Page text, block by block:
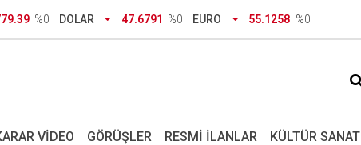
%0 DOLAR 47.6791 %0 EURO 55.1258 %0
VIDEO GÖRÜŞLER RESMI İLANLAR KÜLTÜR SANAT
vefat etti
Anlaşmaları değil, Mekke Anlaşmaları